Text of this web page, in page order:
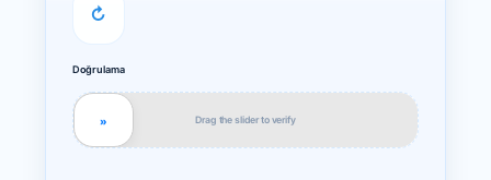
↻
Doğrulama
Drag the slider to verify
»